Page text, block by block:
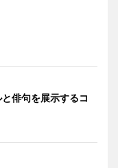
俳句を展示するコ